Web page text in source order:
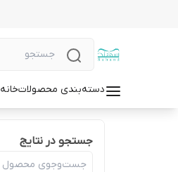
دسته‌بندی محصولاتخانه
جستجو در نتایج